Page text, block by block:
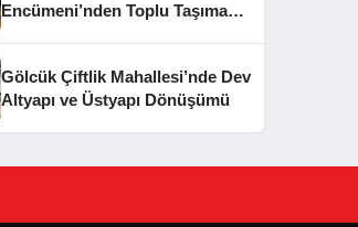
Encümeni’nden Toplu Taşıma
Gölcük Çiftlik Mahallesi’nde Dev
Altyapı ve Üstyapı Dönüşümü